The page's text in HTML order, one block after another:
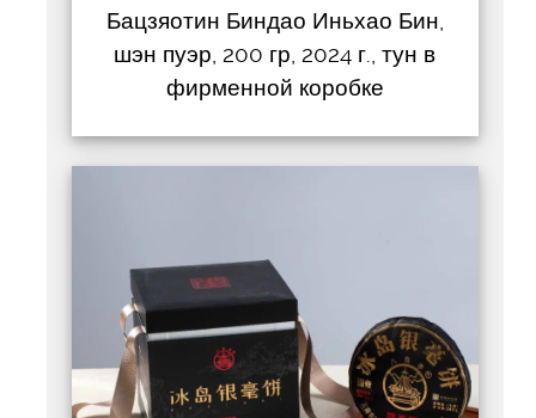
Бацзяотин Биндао Иньхао Бин,
шэн пуэр, 200 гр, 2024 г., тун в
фирменной коробке